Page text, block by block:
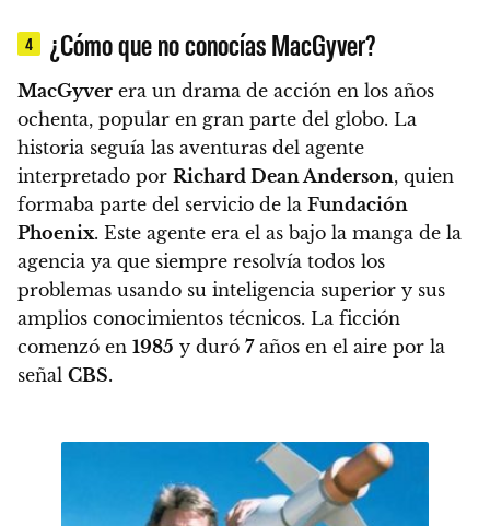
4 ¿Cómo que no conocías MacGyver?
MacGyver era un drama de acción en los años
ochenta, popular en gran parte del globo. La
historia seguía las aventuras del agente
interpretado por Richard Dean Anderson, quien
formaba parte del servicio de la Fundación
Phoenix. Este agente era el as bajo la manga de la
agencia ya que siempre resolvía todos los
problemas usando su inteligencia superior y sus
amplios conocimientos técnicos. La ficción
comenzó en 1985 y duró 7años en el aire por la
señal CBS.